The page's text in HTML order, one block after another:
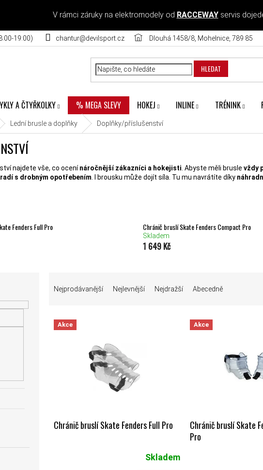
V rámci záruky na elektromodely od RACCEWAYservis
chantur@devilsport.cz Dlouhá 1458/8, Mohelnice, 789 85
HLEDAT
A ČTYŘKOLKY % MEGA SLEVY HOKEJ INLINE TRÉNINK
Lední brusle a doplňky Doplňky/příslušenství
najdete vše, co ocenínáročnější zákazníci a hokejisti. Abyste měli brusle vždy
s drobným opotřebením. I brousku může dojít síla. Tu mu navrátíte díky
Fenders Full Pro Chránič bruslí Skate Fenders Compact Pro
Skladem
1 649 Kč
Nejprodávanější Nejlevnější Nejdražší Abecedně
VÝPIS PRODUKTŮ
Akce
Chránič bruslí Skate Fenders Full Pro
Skladem
Akce
Chránič bruslí Skate
Pro